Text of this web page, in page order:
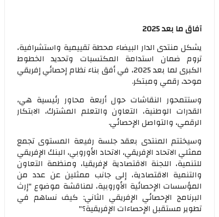
آفاق ما بعد 2025
يشكل منتدى الدار البيضاء محطة تقييمية واستشرافية،
تروم ضمان استدامة المكتسبات وتحديد الخطوط
الكبرى لما بعد 2025، في أفق بناء نظام إحصائي إفريقي
موحد، رقمي ومبتكر.
وستتمحور النقاشات حول أربعة محاور رئيسية هي،
القدرات الوطنية، التعاون والتعلم المشترك، الابتكار
الرقمي، والتواصل الإحصائي.
وسيختتم المنتدى بعقد جلسة رفيعة المستوى تجمع
ممثلي الاتحاد الإفريقي، الاتحاد الأوروبي، البنك الإفريقي
للتنمية، اللجنة الاقتصادية لإفريقيا، ومنظمة التعاون
والتنمية الاقتصادية، إلى جانب ممثلين عن عدد من
المؤسسات الإحصائية الأوروبية، لمناقشة موضوع "إرث
البرنامج الإحصائي الإفريقي الثاني: كيف نساهم في
تطوير مستقبل الإحصاءات الإفريقية؟"